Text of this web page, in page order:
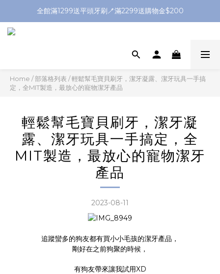
全館滿1299送平頭牙刷🪥滿2299送購物金$200
全館滿1299送平頭牙刷🪥滿2299送購物金$200
加入官方LINE送$50優惠券🔗
全館滿1299送平頭牙刷🪥滿2299送購物金$200
Home /部落格列表 /輕鬆幫毛寶貝刷牙，潔牙凝露、潔牙玩具一手搞
定，全MIT製造，最放心的寵物潔牙產品
輕鬆幫毛寶貝刷牙，潔牙凝
露、潔牙玩具一手搞定，全
MIT製造，最放心的寵物潔牙
產品
2023-08-11
追蹤蠻多的狗友都有買小小毛孩的潔牙產品，
剛好在之前狗聚的時候，
有狗友帶來讓我試用XD